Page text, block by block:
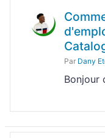
Par Dany
Bonjour